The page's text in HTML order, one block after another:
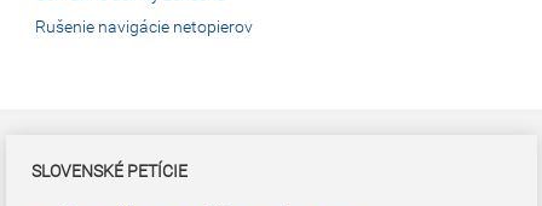
Rušenie navigácie netopierov
SLOVENSKÉ PETÍCIE